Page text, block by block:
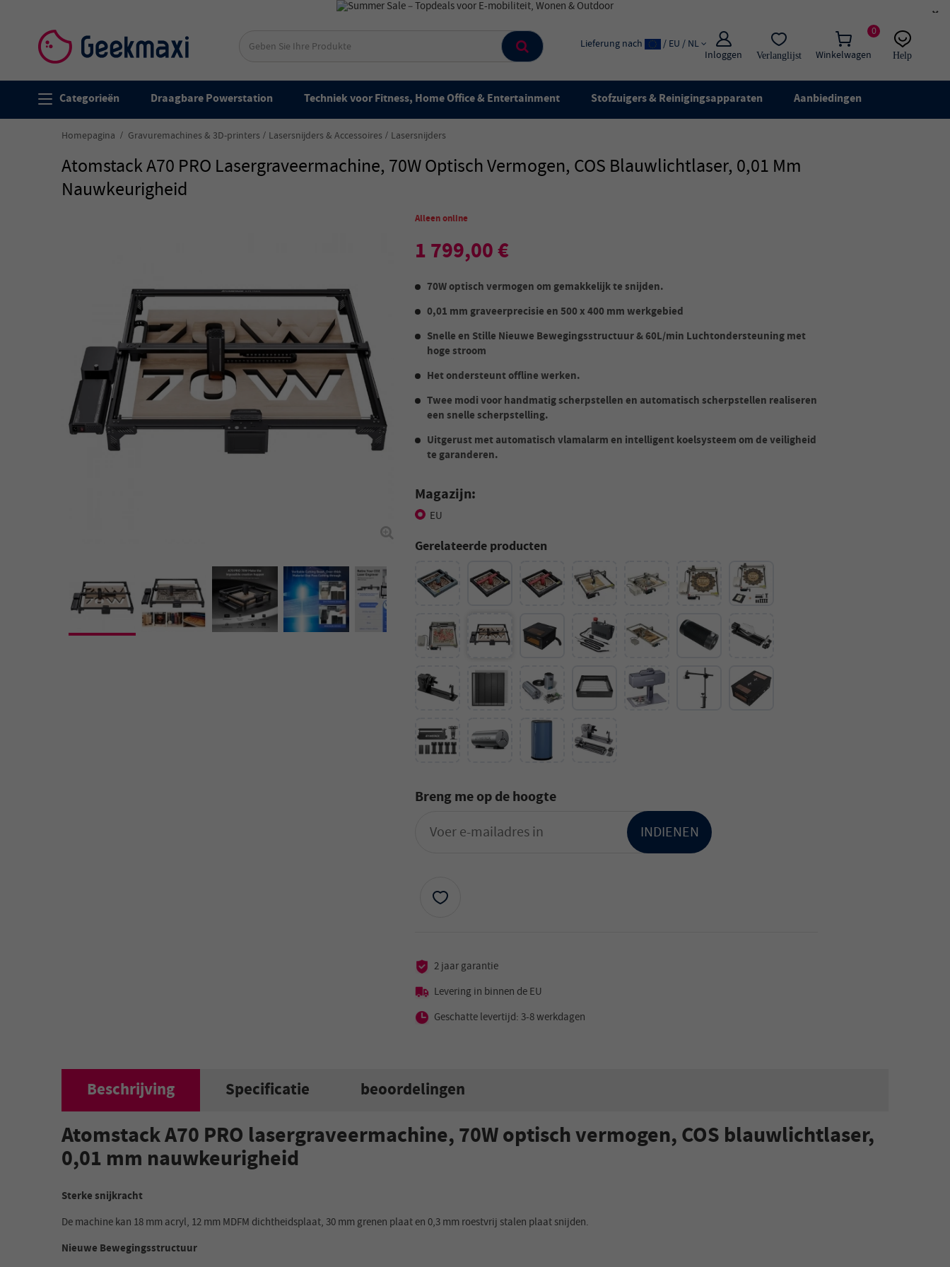
×
0
Winkelwagen
Inloggen Verlanglijst
Lieferung nach / EU / NL
Help
Live chat
Categorieën Draagbare Powerstation Techniek voor Fitness, Home Office & Entertainment Stofzuigers & Reinigingsapparaten Aanbiedingen
Homepagina Gravuremachines & 3D-printers Lasersnijders & Accessoires Lasersnijders
Atomstack A70 PRO Lasergraveermachine, 70W Optisch Vermogen, COS Blauwlichtlaser, 0,01 Mm
Nauwkeurigheid
Alleen online
1 799,00 €
70W optisch vermogen om gemakkelijk te snijden.
0,01 mm graveerprecisie en 500 x 400 mm werkgebied
Snelle en Stille Nieuwe Bewegingsstructuur & 60L/min Luchtondersteuning met
hoge stroom
Het ondersteunt offline werken.
Twee modi voor handmatig scherpstellen en automatisch scherpstellen realiseren
een snelle scherpstelling.
Uitgerust met automatisch vlamalarm en intelligent koelsysteem om de veiligheid
te garanderen.
Magazijn:
EU
Gerelateerde producten
Breng me op de hoogte
INDIENEN
2 jaar garantie
Levering in binnen de EU
Geschatte levertijd: 3-8 werkdagen
Beschrijving Specificatie beoordelingen
Atomstack A70 PRO lasergraveermachine, 70W optisch vermogen, COS blauwlichtlaser,
0,01 mm nauwkeurigheid
Sterke snijkracht
De machine kan 18 mm acryl, 12 mm MDFM dichtheidsplaat, 30 mm grenen plaat en 0,3 mm roestvrij stalen plaat snijden.
Nieuwe Bewegingsstructuur